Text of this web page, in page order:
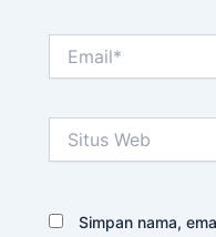
Web
Simpan nama,